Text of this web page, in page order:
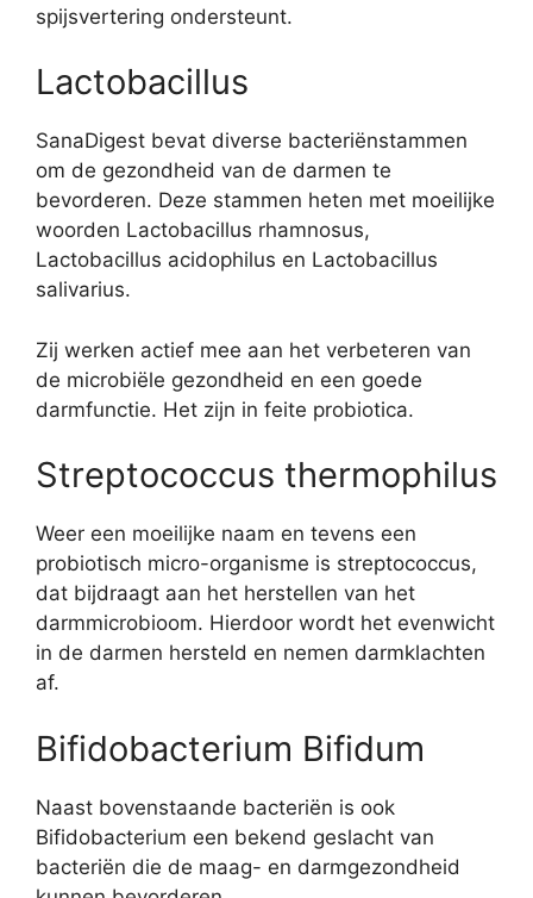
spijsvertering ondersteunt.
Lactobacillus
SanaDigest bevat diverse bacteriënstammen
om de gezondheid van de darmen te
bevorderen. Deze stammen heten met moeilijke
woorden Lactobacillus rhamnosus,
Lactobacillus acidophilus en Lactobacillus
salivarius.
Zij werken actief mee aan het verbeteren van
de microbiële gezondheid en een goede
darmfunctie. Het zijn in feite probiotica.
Streptococcus thermophilus
Weer een moeilijke naam en tevens een
probiotisch micro-organisme is streptococcus,
dat bijdraagt aan het herstellen van het
darmmicrobioom. Hierdoor wordt het evenwicht
in de darmen hersteld en nemen darmklachten
af.
Bifidobacterium Bifidum
Naast bovenstaande bacteriën is ook
Bifidobacterium een bekend geslacht van
bacteriën die de maag- en darmgezondheid